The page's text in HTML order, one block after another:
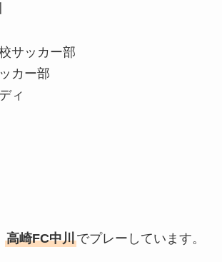
サッカー部
カー部
ィ
高崎FC中川でプレーしています。